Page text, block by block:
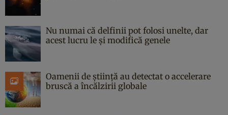
Nu numai că delfinii pot folosi unelte, dar
acest lucru le și modifică genele
Oamenii de știință au detectat o accelerare
bruscă a încălzirii globale